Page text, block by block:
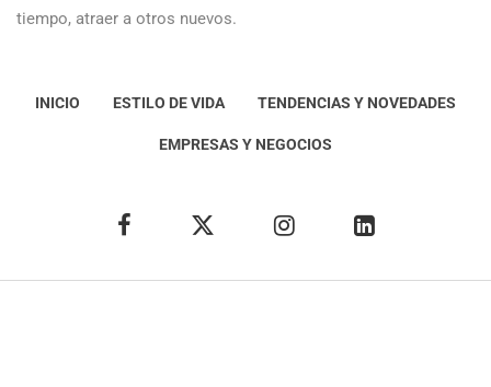
tiempo, atraer a otros nuevos.
INICIO ESTILO DE VIDA TENDENCIAS Y NOVEDADES
EMPRESAS Y NEGOCIOS